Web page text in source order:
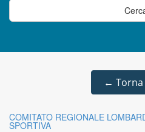
←
COMITATO REGIONALE
SPORTIVA